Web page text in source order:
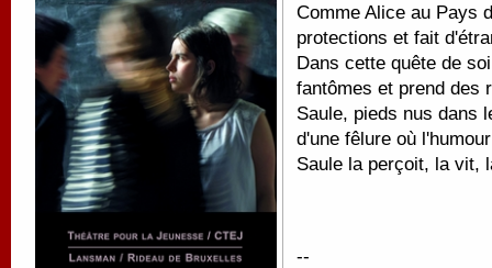
Comme Alice au Pays
protections et fait
Dans cette quête de
fantômes et prend des
Saule, pieds nus dans
d'une fêlure où
Saule la perçoit, la vit,
--